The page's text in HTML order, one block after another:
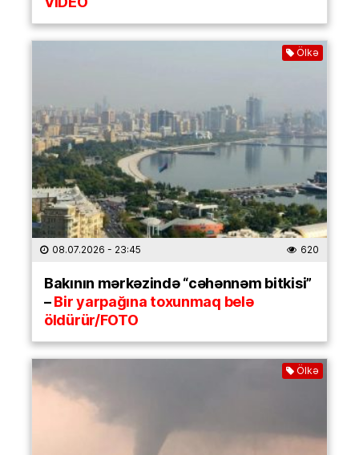
Ölkə
08.07.2026 - 23:45 620
Bakının mərkəzində “cəhənnəm bitkisi”
–Bir yarpağına toxunmaq belə
öldürür/FOTO
Ölkə